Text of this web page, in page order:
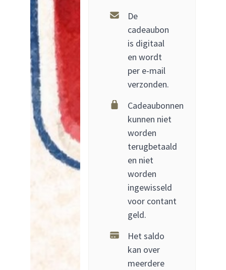
De
cadeaubon
is digitaal
en wordt
per e-mail
verzonden.
Cadeaubonnen
kunnen niet
worden
terugbetaald
en niet
worden
ingewisseld
voor contant
geld.
Het saldo
kan over
meerdere